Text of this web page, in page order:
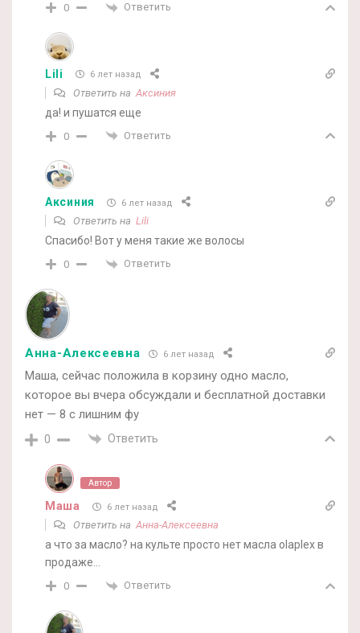
0 Ответить
Lili 6 лет назад
Ответить на Аксиния
да! и пушатся еще
0 Ответить
Аксиния 6 лет назад
Ответить на Lili
Спасибо! Вот у меня такие же волосы
0 Ответить
Анна-Алексеевна 6 лет назад
Маша, сейчас положила в корзину одно масло,
которое вы вчера обсуждали и бесплатной доставки
нет — 8 с лишним фу
0 Ответить
Автор
Маша 6 лет назад
Ответить наАнна-Алексеевна
а что за масло? на культе просто нет масла olaplex в
продаже…
0 Ответить